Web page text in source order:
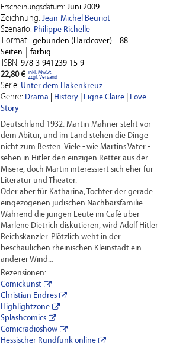
Erscheinungsdatum: Juni 2009
Zeichnung: Jean-Michel Beuriot
Szenario: Philippe Richelle
Format: gebunden (Hardcover)
88
Seiten
farbig
ISBN: 978-3-941239-15-9
22,80 € inkl. MwSt.
zzgl. Versand
Serie: Unter dem Hakenkreuz
Genre: Drama History| Ligne Claire| Love-
Story
Deutschland 1932. Martin Mahner steht vor
dem Abitur, und im Land stehen die Dinge
nicht zum Besten. Viele - wie Martins Vater -
sehen in Hitler den einzigen Retter aus der
Misere, doch Martin interessiert sich eher für
Literatur und Theater.
Oder aber für Katharina, Tochter der gerade
eingezogenen jüdischen Nachbars­familie.
Während die jungen Leute im Café über
Marlene Dietrich diskutieren, wird Adolf Hitler
Reichskanzler. Plötzlich weht in der
beschaulichen rheinischen Kleinstadt ein
anderer Wind...
Rezensionen:
Comickunst
Christian Endres
Highlightzone
Splashcomics
Comicradioshow
Hessischer Rundfunk online